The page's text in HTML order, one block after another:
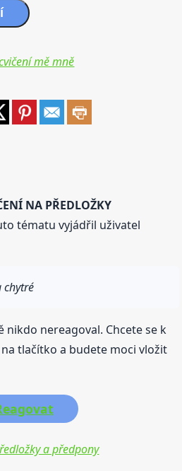
mě mně
NA PŘEDLOŽKY
tématu vyjádřil uživatel
chytré
nikdo nereagoval. Chcete se k
tlačítko a budete moci vložit
a předpony